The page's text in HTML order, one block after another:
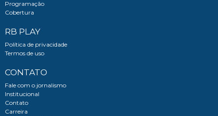
Programação
Cobertura
RB PLAY
Política de privacidade
Termos de uso
CONTATO
Fale com o jornalismo
Institucional
Contato
Carreira